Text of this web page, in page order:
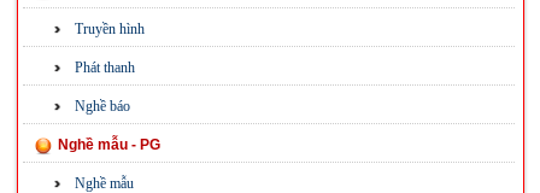
Truyền hình
Phát thanh
Nghề báo
Nghề mẫu - PG
Nghề mẫu